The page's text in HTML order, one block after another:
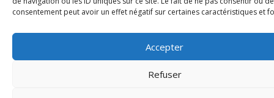
consentement peut avoir un effet négatif sur certaines caractéristiques et
Accepter
Refuser